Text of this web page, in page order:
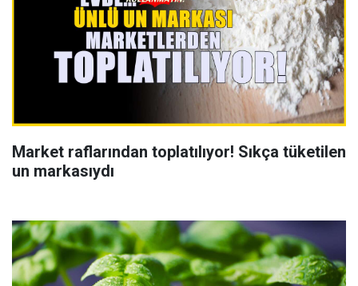
Market raflarından toplatılıyor! Sıkça tüketilen
un markasıydı